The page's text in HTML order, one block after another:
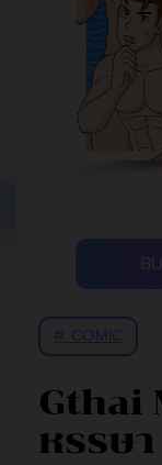
Gthai
หรรษ